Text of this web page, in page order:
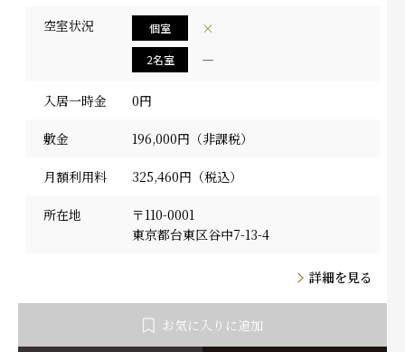
空室状況 個室 ×
2名室 ―
入居一時金 0円
敷金 196,000円（非課税）
月額利用料 325,460円（税込）
所在地
〒110-0001
東京都台東区谷中7-13-4
詳細を見る
お気に入りに追加